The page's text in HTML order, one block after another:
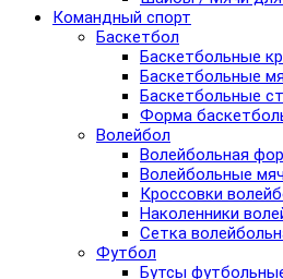
Командный спорт
Баскетбол
Баскетбольные
Баскетбольные
Баскетбольные
Форма
Волейбол
Волейбольная
Волейбольные
Кроссовки
Наколенники
Сетка
Футбол
Бутсы